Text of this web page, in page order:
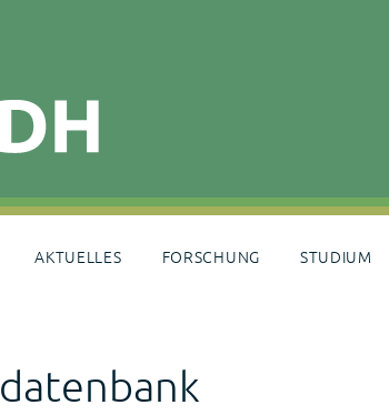
AKTUELLES FORSCHUNG STUDIUM